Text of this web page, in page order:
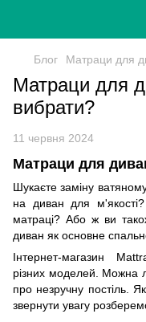
Блог Матраци для
Матраци для
вибрати?
11 червня 2024
Матраци для
Шукаєте заміну
на диван для
матраці? Або ж ви
диван як основне
Інтернет-магазин
різних моделей. Можна
про незручну постіль.
звернути увагу